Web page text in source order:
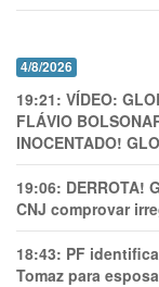
4/8/2026
19:21: VÍDEO:
FLÁVIO
INOCENTADO!
19:06: DERROTA!
CNJ comprovar
18:43: PF
Tomaz para